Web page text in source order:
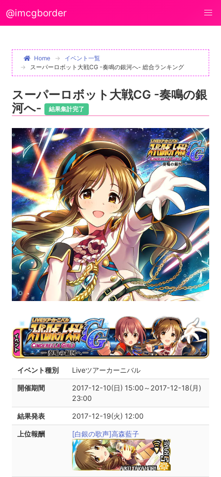
@imcgborder
Home
イベント一覧
スーパーロボット大戦CG -奏鳴の銀河へ- 総合ランキング
スーパーロボット大戦CG -奏鳴の銀
河へ-
結果集計完了
イベント種別 Liveツアーカーニバル
開催期間
2017-12-10(日) 15:00～2017-12-18(月)
23:00
結果発表 2017-12-19(火) 12:00
上位報酬 [白銀の歌声]高森藍子